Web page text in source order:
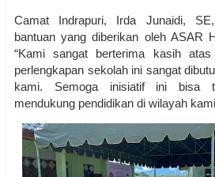
Camat Indrapuri, Irda Junaidi,
bantuan yang diberikan oleh ASAR
“Kami sangat berterima kasih
perlengkapan sekolah ini sangat
kami. Semoga inisiatif ini bisa
mendukung pendidikan di wilayah